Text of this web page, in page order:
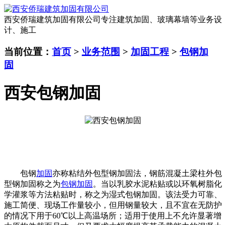
西安侨瑞建筑加固有限公司 专注建筑加固、玻璃幕墙等业务设
计、施工
当前位置： 首页 > 业务范围 > 加固工程 > 包钢加
固
西安包钢加固
包钢加固亦称粘结外包型钢加固法，钢筋混凝土梁柱外包
型钢加固称之为包钢加固 。当以乳胶水泥粘贴或以环氧树脂化
学灌浆等方法粘贴时，称之为湿式包钢加固。该法受力可靠、
施工简便、现场工作量较小，但用钢量较大，且不宜在无防护
的情况下用于60℃以上高温场所；适用于使用上不允许显著增